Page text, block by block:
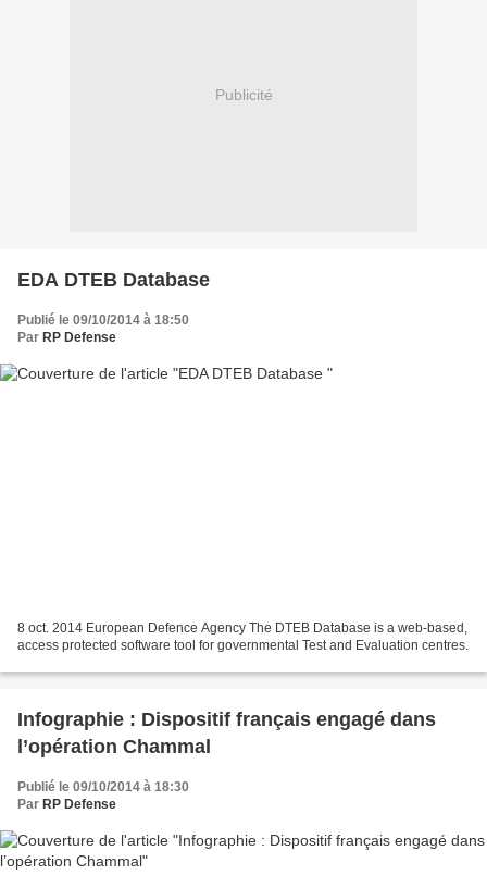
Publicité
EDA DTEB Database
Publié le 09/10/2014 à 18:50
Par RP Defense
8 oct. 2014 European Defence Agency The DTEB Database is a web-based,
access protected software tool for governmental Test and Evaluation centres.
Infographie : Dispositif français engagé dans
l’opération Chammal
Publié le 09/10/2014 à 18:30
Par RP Defense